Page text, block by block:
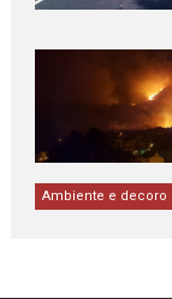
Ambiente e decoro